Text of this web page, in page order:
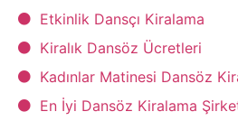
Etkinlik Dansçı Kiralama
Kiralık Dansöz Ücretleri
Kadınlar Matinesi Dansöz
En İyi Dansöz Kiralama